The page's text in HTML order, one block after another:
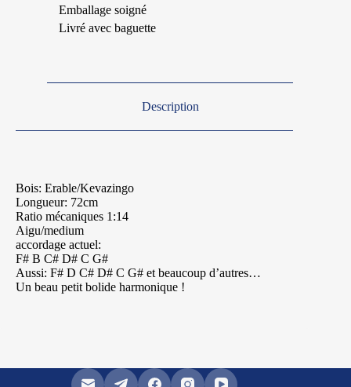
Emballage soigné
Livré avec baguette
Description
Bois: Erable/Kevazingo
Longueur: 72cm
Ratio mécaniques 1:14
Aigu/medium
accordage actuel:
F# B C# D# C G#
Aussi: F# D C# D# C G# et beaucoup d’autres…
Un beau petit bolide harmonique !